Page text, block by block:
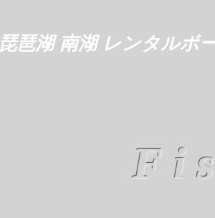
琵琶湖 南湖 レンタルボ